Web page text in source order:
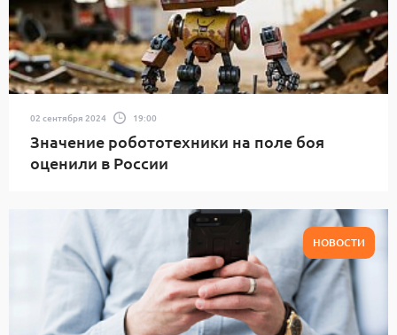
02 сентября 2024 19:00
Значение робототехники на поле боя
оценили в России
НОВОСТИ